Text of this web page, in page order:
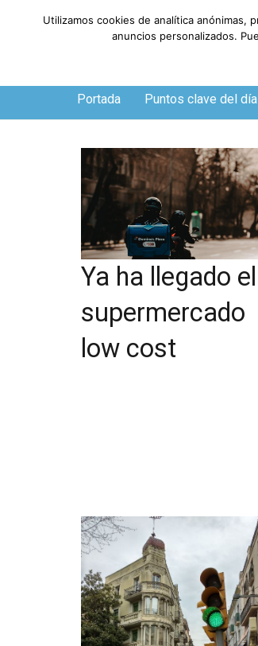
Sábado, 8 de agosto de 2026
Portada Puntos clave del día
Ya ha llegado el
supermercado
low cost
Utilizamos cookies de analítica anónimas,
anuncios personalizados.